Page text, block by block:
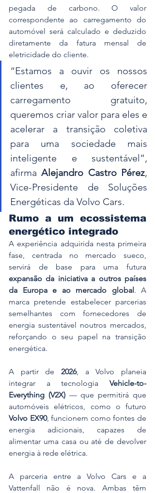
pegada de carbono. O valor
correspondente ao carregamento do
automóvel será calculado e deduzido
diretamente da fatura mensal de
eletricidade do cliente.
“Estamos a ouvir os nossos
clientes e, ao oferecer
carregamento gratuito,
queremos criar valor para eles e
acelerar a transição coletiva
para uma sociedade mais
inteligente e sustentável”,
afirma Alejandro Castro Pérez,
Vice-Presidente de Soluções
Energéticas da Volvo Cars.
Rumo a um ecossistema
energético integrado
A experiência adquirida nesta primeira
fase, centrada no mercado sueco,
expansão da iniciativa a outros países
da Europa e ao mercado global. A
marca pretende estabelecer parcerias
semelhantes com fornecedores de
energia sustentável noutros mercados,
reforçando o seu papel na transição
energética.
A partir de 2026, a Volvo planeia
integrar a tecnologia Vehicle-to-
Everything (V2X) — que permitirá que
Volvo EX90, funcionem como fontes de
energia adicionais, capazes de
alimentar uma casa ou até de devolver
energia à rede elétrica.
A parceria entre a Volvo Cars e a
Vattenfall não é nova. Ambas têm